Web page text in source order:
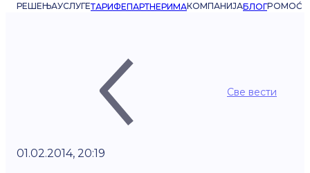
РЕШЕЊАУСЛУГЕТАРИФЕПАРТНЕРИМАКОМПАНИЈАБЛОГPOMOĆ
Све вести
01.02.2014, 20:19